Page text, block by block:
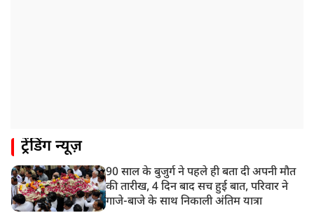
ट्रेंडिंग न्यूज़
90 साल के बुजुर्ग ने पहले ही बता दी अपनी मौत
की तारीख, 4 दिन बाद सच हुई बात, परिवार ने
गाजे-बाजे के साथ निकाली अंतिम यात्रा